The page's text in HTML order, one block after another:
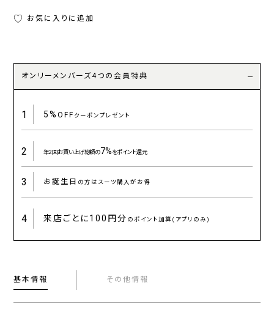
お気に入りに追加
オンリーメンバーズ4つの会員特典
1 5%OFFクーポンプレゼント
2 年2回お買い上げ総額の7%をポイント還元
3 お誕生日 の方はスーツ購入がお得
4 来店ごとに100円分 のポイント加算(アプリのみ)
基本情報 その他情報